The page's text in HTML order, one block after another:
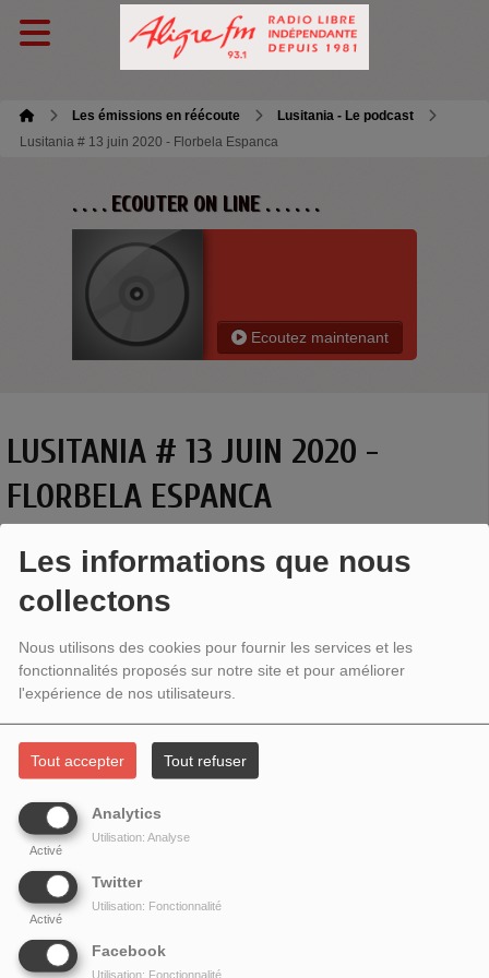
Les informations que nous
collectons
Nous utilisons des cookies pour fournir les services et les
fonctionnalités proposés sur notre site et pour améliorer
l'expérience de nos utilisateurs.
Tout accepter Tout refuser
Analytics
Activé
Utilisation: Analyse
Twitter
Activé
Utilisation: Fonctionnalité
Facebook
Utilisation: Fonctionnalité
Les émissions en réécoute
Lusitania - Le podcast
Lusitania # 13 juin 2020 - Florbela Espanca
. . . . ECOUTER ON LINE . . . . . .
Ecoutez maintenant
LUSITANIA # 13 JUIN 2020 -
FLORBELA ESPANCA
Samedi 13 juin, Lusitania a reçu
littérature lusophone, pour une émission consacrée à la poétesse
avec une poésie en sonnets, où elle exprime l'intensité de ses passions, de sa
recherche d'amour et d'absolu et de ses insatisfactions.
L'émission a été accompagnée par plusieurs morceaux issus notamment du